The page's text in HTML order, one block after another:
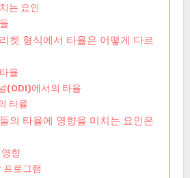
는 요인
켓 형식에서 타율은 어떻게 다르
율
(ODI)에서의 타율
타율
의 타율에 영향을 미치는 요인은
향
프로그램